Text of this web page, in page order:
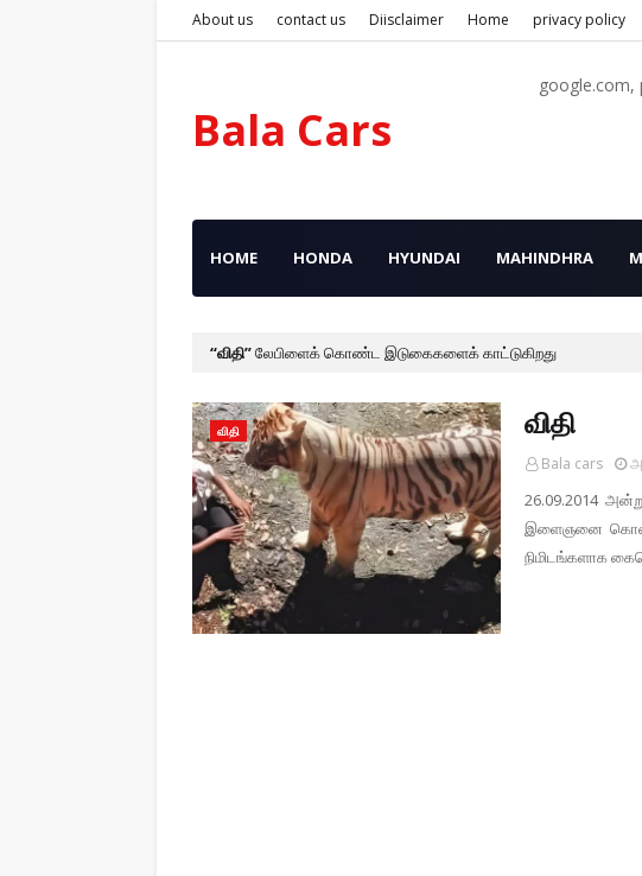
About us contact us Diisclaimer Home privacy policy
Bala Cars
google.com,
HOME HONDA HYUNDAI MAHINDHRA
விதி லேபிளைக் கொண்ட இடுகைகளைக் காட்டுகிறது
விதி விதி
Bala cars
26.09.2014
இளைஞனை
நிமிடங்களாக